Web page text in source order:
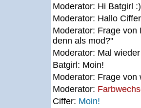
Moderator: Hi Batgirl :)
Moderator: Hallo Ciffer
Moderator: Frage
denn als mod?"
Moderator: Mal
Batgirl: Moin!
Moderator: Frage
Moderator:
Ciffer: Moin!